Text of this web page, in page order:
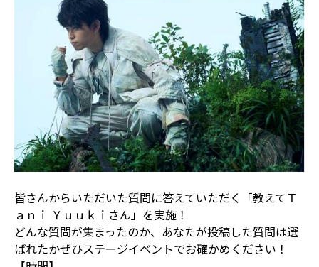
皆さんからいただいた質問に答えていただく「教えてＴ
ａｎｉ Ｙｕｕｋｉさん」を実施！
どんな質問が集まったのか、あなたが投稿した質問は選
ばれたかぜひステージイベントでお確かめください！